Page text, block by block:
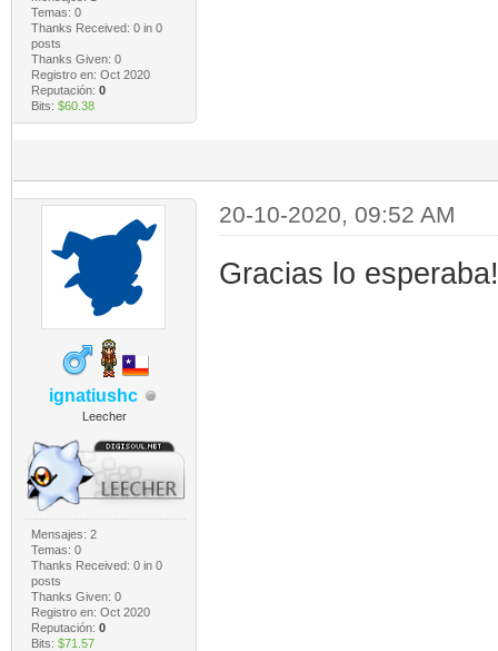
Temas: 0
Thanks Received: 0in 0
posts
Thanks Given: 0
Registro en: Oct 2020
Reputación: 0
Bits: $60.38
ignatiushc
Leecher
Mensajes: 2
Temas: 0
Thanks Received: 0in 0
posts
Thanks Given: 0
Registro en: Oct 2020
Reputación: 0
Bits: $71.57
20-10-2020, 09:52 AM
Gracias lo esperaba!